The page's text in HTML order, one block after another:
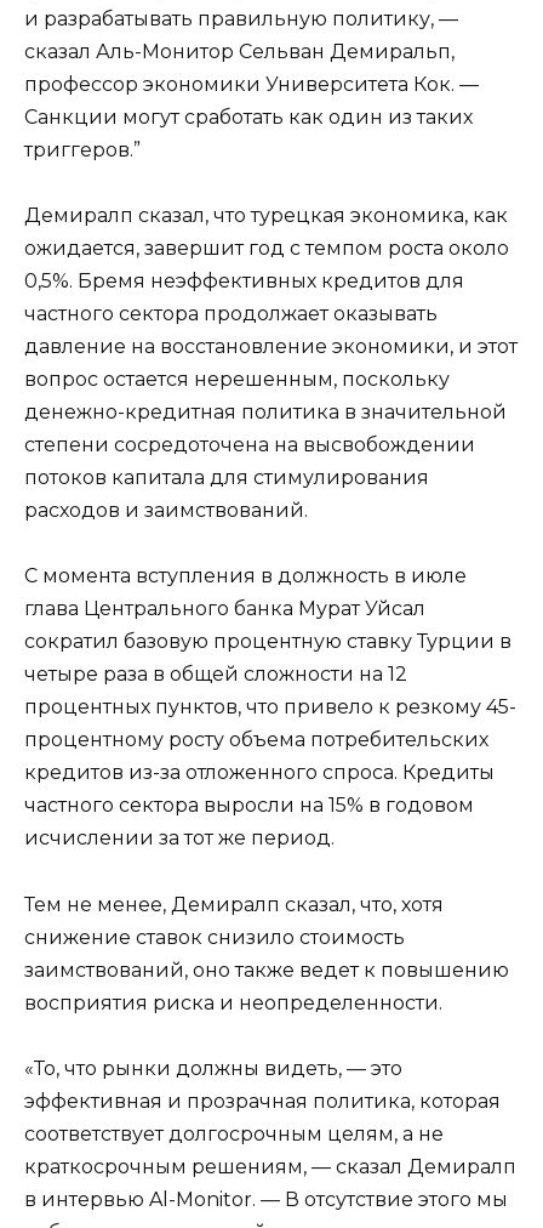
и разрабатывать правильную политику, —
сказал Аль-Монитор Сельван Демиральп,
профессор экономики Университета Кок. —
Санкции могут сработать как один из таких
триггеров.”
Демиралп сказал, что турецкая экономика, как
ожидается, завершит год с темпом роста около
0,5%. Бремя неэффективных кредитов для
частного сектора продолжает оказывать
давление на восстановление экономики, и этот
вопрос остается нерешенным, поскольку
денежно-кредитная политика в значительной
степени сосредоточена на высвобождении
потоков капитала для стимулирования
расходов и заимствований.
С момента вступления в должность в июле
глава Центрального банка Мурат Уйсал
сократил базовую процентную ставку Турции в
четыре раза в общей сложности на 12
процентных пунктов, что привело к резкому 45-
процентному росту объема потребительских
кредитов из-за отложенного спроса. Кредиты
частного сектора выросли на 15% в годовом
исчислении за тот же период.
Тем не менее, Демиралп сказал, что, хотя
снижение ставок снизило стоимость
заимствований, оно также ведет к повышению
восприятия риска и неопределенности.
«То, что рынки должны видеть, — это
эффективная и прозрачная политика, которая
соответствует долгосрочным целям, а не
краткосрочным решениям, — сказал Демиралп
в интервью Al-Monitor. — В отсутствие этого мы